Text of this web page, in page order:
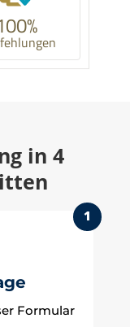
in 4
1
Formular